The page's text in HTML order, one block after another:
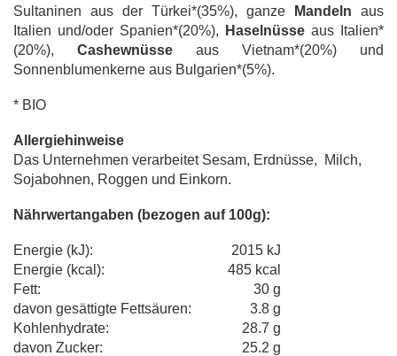
Sultaninen aus der Türkei*(35%), ganze
Mandeln aus
Italien und/oder Spanien*(20%),
Haselnüsse aus Italien*
(20%), Cashewnüsse aus Vietnam*(20%) und
Sonnenblumenkerne aus Bulgarien*(5%).
* BIO
Allergiehinweise
Das Unternehmen verarbeitet Sesam, Erdnüsse, Milch,
Sojabohnen, Roggen und Einkorn.
Nährwertangaben (bezogen auf 100g):
Energie (kJ):
2015 kJ
Energie (kcal):
485 kcal
Fett:
30 g
davon gesättigte Fettsäuren:
3.8 g
Kohlenhydrate:
28.7 g
davon Zucker:
25.2 g